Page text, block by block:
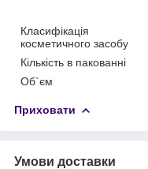
Класифікація
косметичного засобу
Кількість в пакованні
Об`єм
Приховати
Умови доставки